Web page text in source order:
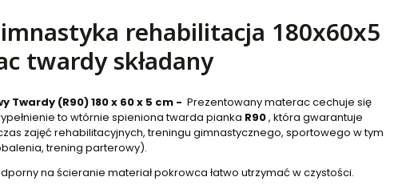
rehabilitacja 180x60x5
twardy składany
Twardy (R90) 180 x 60 x 5 cm - Prezentowany materac cechuje się
to wtórnie spieniona twarda pianka R90, która gwarantuje
zajęć rehabilitacyjnych, treningu gimnastycznego, sportowego w tym
trening parterowy).
na ścieranie materiał pokrowca łatwo utrzymać w czystości.